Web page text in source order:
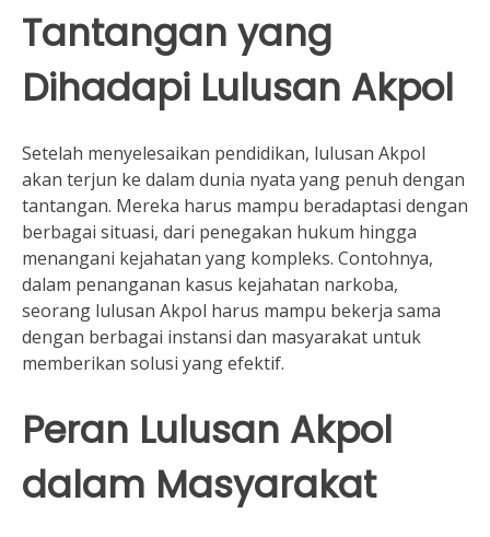
Tantangan yang
Dihadapi Lulusan Akpol
Setelah menyelesaikan pendidikan, lulusan Akpol
akan terjun ke dalam dunia nyata yang penuh dengan
tantangan. Mereka harus mampu beradaptasi dengan
berbagai situasi, dari penegakan hukum hingga
menangani kejahatan yang kompleks. Contohnya,
dalam penanganan kasus kejahatan narkoba,
seorang lulusan Akpol harus mampu bekerja sama
dengan berbagai instansi dan masyarakat untuk
memberikan solusi yang efektif.
Peran Lulusan Akpol
dalam Masyarakat